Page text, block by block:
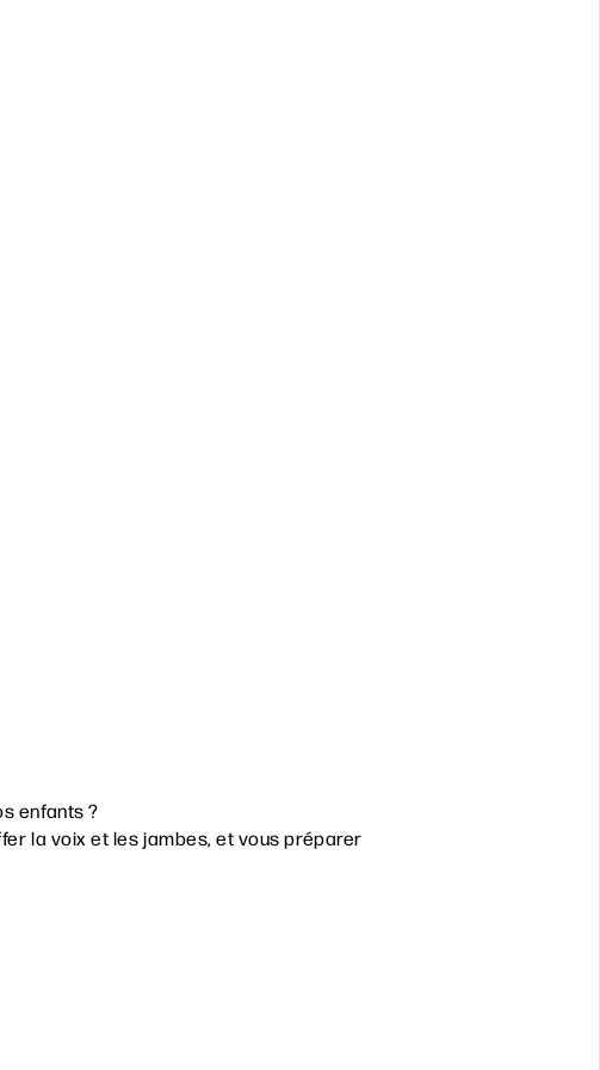
enfants ?
la voix et les jambes, et vous préparer